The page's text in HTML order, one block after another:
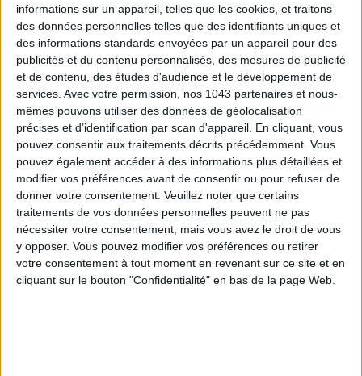
informations sur un appareil, telles que les cookies, et traitons
des données personnelles telles que des identifiants uniques et
des informations standards envoyées par un appareil pour des
publicités et du contenu personnalisés, des mesures de publicité
et de contenu, des études d'audience et le développement de
services. Avec votre permission, nos 1043 partenaires et nous-
mêmes pouvons utiliser des données de géolocalisation
précises et d’identification par scan d'appareil. En cliquant, vous
pouvez consentir aux traitements décrits précédemment. Vous
pouvez également accéder à des informations plus détaillées et
modifier vos préférences avant de consentir ou pour refuser de
donner votre consentement. Veuillez noter que certains
traitements de vos données personnelles peuvent ne pas
nécessiter votre consentement, mais vous avez le droit de vous
y opposer. Vous pouvez modifier vos préférences ou retirer
votre consentement à tout moment en revenant sur ce site et en
cliquant sur le bouton "Confidentialité" en bas de la page Web.
TOUT CE QUE VOUS DEVEZ FAIRE À PARIS EN AOÛT
LES SPF 50 QUI DONNENT ENVIE DE SE TARTINER